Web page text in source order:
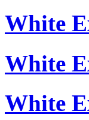
White
White
White